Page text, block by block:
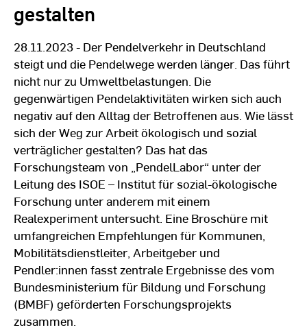
gestalten
28.11.2023 - Der Pendelverkehr in Deutschland
steigt und die Pendelwege werden länger. Das führt
nicht nur zu Umweltbelastungen. Die
gegenwärtigen Pendelaktivitäten wirken sich auch
negativ auf den Alltag der Betroffenen aus. Wie lässt
sich der Weg zur Arbeit ökologisch und sozial
verträglicher gestalten? Das hat das
Forschungsteam von „PendelLabor“ unter der
Leitung des ISOE – Institut für sozial-ökologische
Forschung unter anderem mit einem
Realexperiment untersucht. Eine Broschüre mit
umfangreichen Empfehlungen für Kommunen,
Mobilitätsdienstleiter, Arbeitgeber und
Pendler:innen fasst zentrale Ergebnisse des vom
Bundesministerium für Bildung und Forschung
(BMBF) geförderten Forschungsprojekts
zusammen.